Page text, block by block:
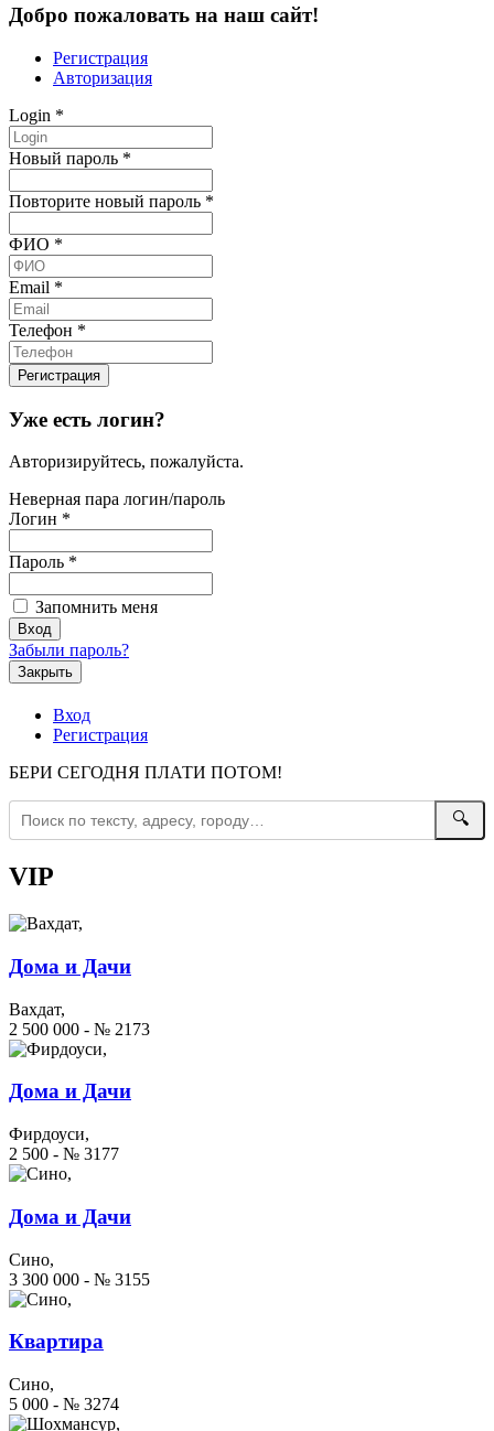
Добро пожаловать на наш сайт!
Регистрация
Авторизация
Login *
Новый пароль *
Повторите новый пароль *
ФИО *
Email *
Телефон *
Уже есть логин?
Авторизируйтесь, пожалуйста.
Неверная пара логин/пароль
Логин *
Пароль *
Запомнить меня
Забыли пароль?
Закрыть
Вход
Регистрация
БЕРИ СЕГОДНЯ ПЛАТИ ПОТОМ!
🔍
VIP
Дома и Дачи
Вахдат,
2 500 000 - № 2173
Дома и Дачи
Фирдоуси,
2 500 - № 3177
Дома и Дачи
Сино,
3 300 000 - № 3155
Квартира
Сино,
5 000 - № 3274